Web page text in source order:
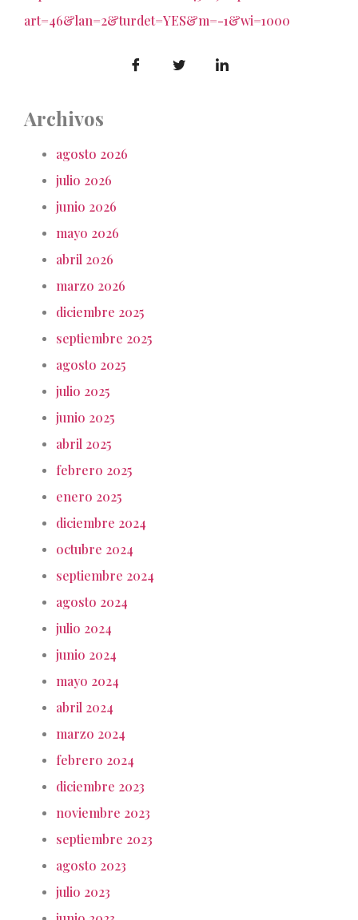
art=46&lan=2&turdet=YES&m=-1&wi=1000
Archivos
agosto 2026
julio 2026
junio 2026
mayo 2026
abril 2026
marzo 2026
diciembre 2025
septiembre 2025
agosto 2025
julio 2025
junio 2025
abril 2025
febrero 2025
enero 2025
diciembre 2024
octubre 2024
septiembre 2024
agosto 2024
julio 2024
junio 2024
mayo 2024
abril 2024
marzo 2024
febrero 2024
diciembre 2023
noviembre 2023
septiembre 2023
agosto 2023
julio 2023